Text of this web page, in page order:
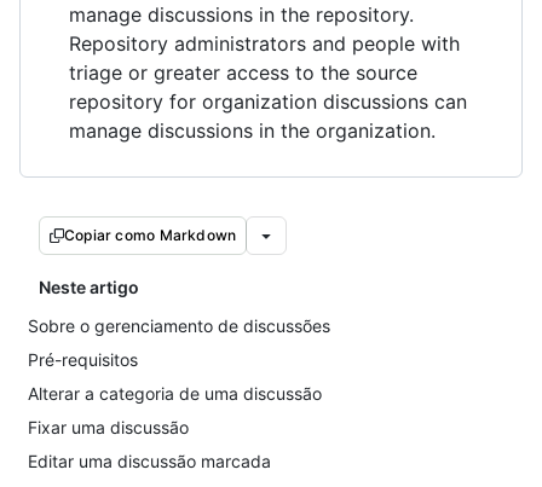
manage discussions in the repository.
Repository administrators and people with
triage or greater access to the source
repository for organization discussions can
manage discussions in the organization.
Copiar como Markdown
Neste artigo
Sobre o gerenciamento de discussões
Pré-requisitos
Alterar a categoria de uma discussão
Fixar uma discussão
Editar uma discussão marcada